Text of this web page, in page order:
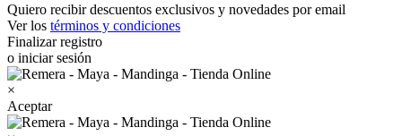
Quiero recibir descuentos exclusivos y novedades por email
Ver los términos y condiciones
Finalizar registro
o iniciar sesión
×
Aceptar